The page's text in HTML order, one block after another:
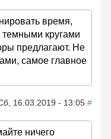
время,
темными кругами
предлагают. Не
самое главное
16.03.2019 - 13:05 #
ничего